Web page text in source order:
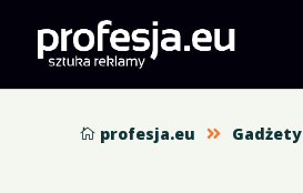
 profesja.eu  Gadżety